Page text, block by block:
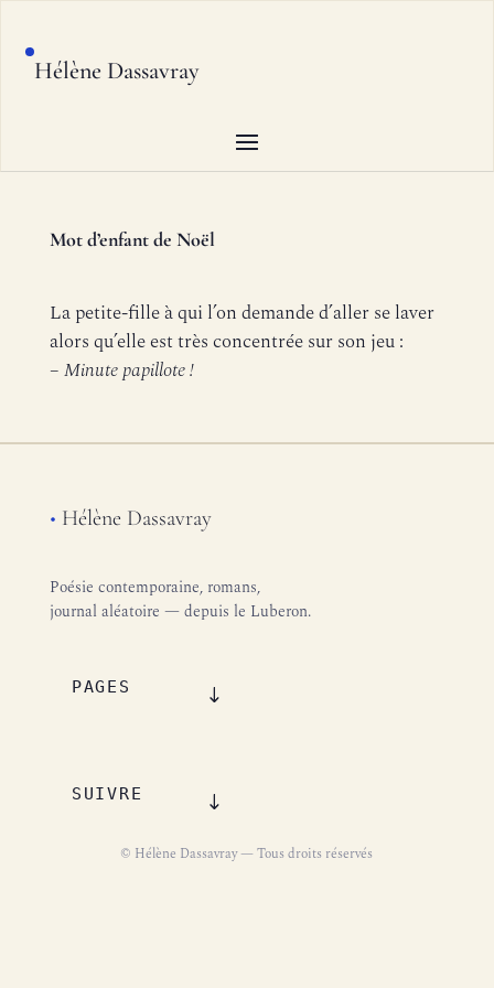
Hélène Dassavray
Mot d’enfant de Noël
La petite-fille à qui l’on demande d’aller se laver
alors qu’elle est très concentrée sur son jeu :
–Minute papillote !
• Hélène Dassavray
Poésie contemporaine, romans,
journal aléatoire — depuis le Luberon.
PAGES
SUIVRE
© Hélène Dassavray — Tous droits réservés